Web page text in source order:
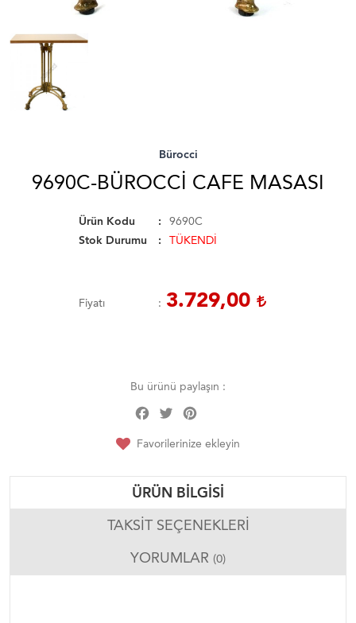
Bürocci
9690C-BÜROCCI CAFE MASASI
Ürün Kodu
9690C
Stok Durumu
TÜKENDİ
Fiyatı 3.729,00
Bu ürünü paylaşın :
Facebook
Twitter
Favorilerinize ekleyin
ÜRÜN BILGISI
TAKSIT SEÇENEKLERI
YORUMLAR (0)